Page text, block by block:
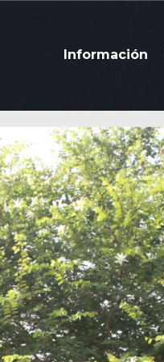
Información